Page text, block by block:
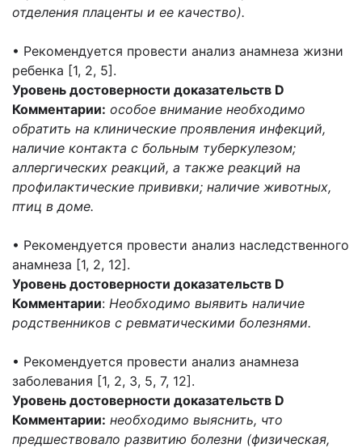
отделения плаценты и ее качество).
• Рекомендуется провести анализ анамнеза жизни
ребенка [1, 2, 5].
Уровень достоверности доказательств D
Комментарии: особое внимание необходимо
обратить на клинические проявления инфекций,
наличие контакта с больным туберкулезом;
аллергических реакций, а также реакций на
профилактические прививки; наличие животных,
птиц в доме.
• Рекомендуется провести анализ наследственного
анамнеза [1, 2, 12].
Уровень достоверности доказательств D
Комментарии: Необходимо выявить наличие
родственников с ревматическими болезнями.
• Рекомендуется провести анализ анамнеза
заболевания [1, 2, 3, 5, 7, 12].
Уровень достоверности доказательств D
Комментарии: необходимо выяснить, что
предшествовало развитию болезни (физическая,